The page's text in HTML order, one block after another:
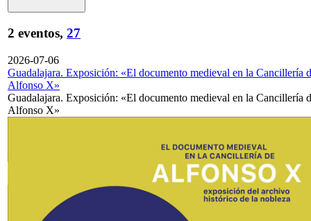
2 eventos, 27
2026-07-06
Guadalajara. Exposición: «El documento medieval en la Cancillería
Alfonso X»
Guadalajara. Exposición: «El documento medieval en la Cancillería
Alfonso X»